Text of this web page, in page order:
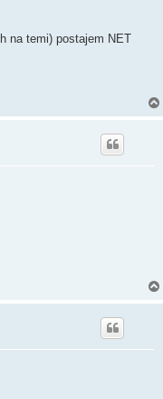
na temi) postajem NET